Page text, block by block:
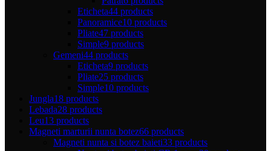
Eticheta44 products
Panoramice10 products
Pliate47 products
Simple9 products
Gemeni44 products
Eticheta9 products
Pliate25 products
Simple10 products
Jungla18 products
Lebada28 products
Leu13 products
Magneti marturii nunta botez66 products
Magneti nunta si botez baieti33 products